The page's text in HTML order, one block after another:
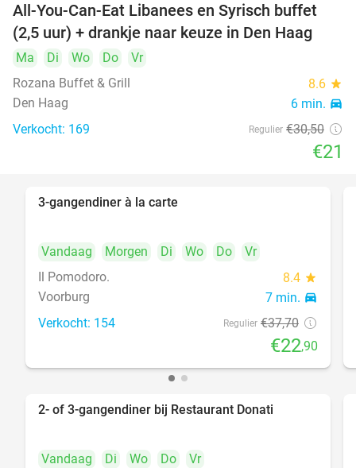
food
food
31%
All-You-Can-Eat Libanees en Syrisch buffet
(2,5 uur) + drankje naar keuze in Den Haag
Ma Di Wo Do
Vr
Rozana Buffet & Grill
8.6 star
Den Haag 6 min. directions_car
Verkocht: 169 Regulier €30,50
€21
3-gangendiner à la carte
Vandaag Morgen Di Wo Do
Vr
Il Pomodoro.
8.4 star
Voorburg 7 min. directions_car
Verkocht: 154 Regulier €37,70
€22,90
2- of 3-gangendiner bij Restaurant Donati
Vandaag Di Wo Do
Vr